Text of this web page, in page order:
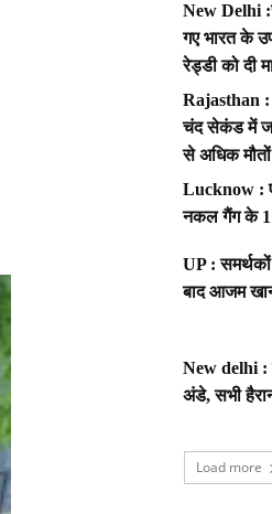
New Delhi
गए भारत के
रेड्डी को दी
Rajasthan
चंद सेकंड में
से अधिक
Lucknow :
नकल गैंग के 11
UP :
बाद आजम
New delhi :
अंडे, सभी
Load more